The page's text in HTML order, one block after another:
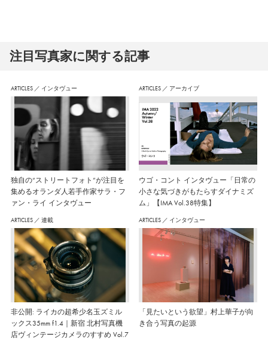
注⽬写真家に関する記事
ARTICLES ／ インタヴュー
独自の“ストリートフォト”が注目を
集めるオランダ人若手作家サラ・フ
ァン・ライ インタヴュー
ARTICLES ／ アーカイブ
ウゴ・コント インタヴュー「日常の
小さな気づきがもたらすダイナミズ
ム」【IMA Vol.38特集】
ARTICLES ／ 連載
非公開: ライカの超希少名玉ズミル
ックス35mm f1.4｜新宿 北村写真機
店ヴィンテージカメラのすすめ Vol.7
ARTICLES ／ インタヴュー
「見たいという欲望」村上華子が向
き合う写真の起源